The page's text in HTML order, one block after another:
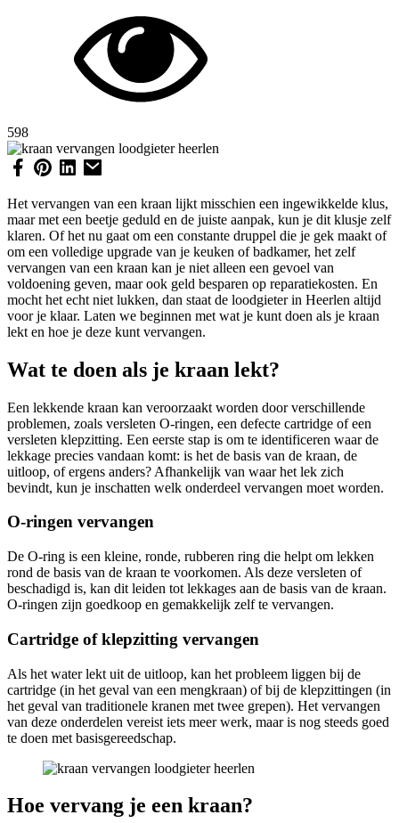
598
Het vervangen van een kraan lijkt misschien een ingewikkelde klus,
maar met een beetje geduld en de juiste aanpak, kun je dit klusje zelf
klaren. Of het nu gaat om een constante druppel die je gek maakt of
om een volledige upgrade van je keuken of badkamer, het zelf
vervangen van een kraan kan je niet alleen een gevoel van
voldoening geven, maar ook geld besparen op reparatiekosten. En
mocht het echt niet lukken, dan staat de loodgieter in Heerlen altijd
voor je klaar. Laten we beginnen met wat je kunt doen als je kraan
lekt en hoe je deze kunt vervangen.
Wat te doen als je kraan lekt?
Een lekkende kraan kan veroorzaakt worden door verschillende
problemen, zoals versleten O-ringen, een defecte cartridge of een
versleten klepzitting. Een eerste stap is om te identificeren waar de
lekkage precies vandaan komt: is het de basis van de kraan, de
uitloop, of ergens anders? Afhankelijk van waar het lek zich
bevindt, kun je inschatten welk onderdeel vervangen moet worden.
O-ringen vervangen
De O-ring is een kleine, ronde, rubberen ring die helpt om lekken
rond de basis van de kraan te voorkomen. Als deze versleten of
beschadigd is, kan dit leiden tot lekkages aan de basis van de kraan.
O-ringen zijn goedkoop en gemakkelijk zelf te vervangen.
Cartridge of klepzitting vervangen
Als het water lekt uit de uitloop, kan het probleem liggen bij de
cartridge (in het geval van een mengkraan) of bij de klepzittingen (in
het geval van traditionele kranen met twee grepen). Het vervangen
van deze onderdelen vereist iets meer werk, maar is nog steeds goed
te doen met basisgereedschap.
Hoe vervang je een kraan?